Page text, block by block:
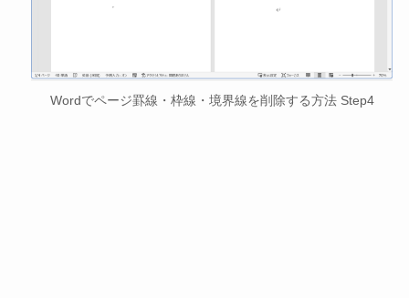
Wordでページ罫線・枠線・境界線を削除する方法 Step4